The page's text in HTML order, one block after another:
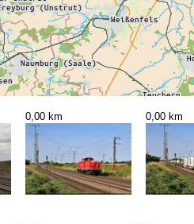
0,00 km 0,00 km